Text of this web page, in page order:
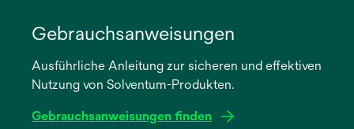
Gebrauchsanweisungen
Ausführliche Anleitung zur sicheren und effektiven
Nutzung von Solventum-Produkten.
Gebrauchsanweisungen finden